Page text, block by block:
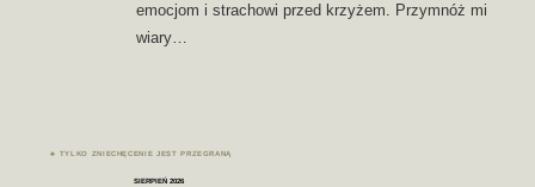
emocjom i strachowi przed krzyżem. Przymnóż mi
wiary…
TYLKO ZNIECHĘCENIE JEST PRZEGRANĄ
SIERPIEŃ 2026